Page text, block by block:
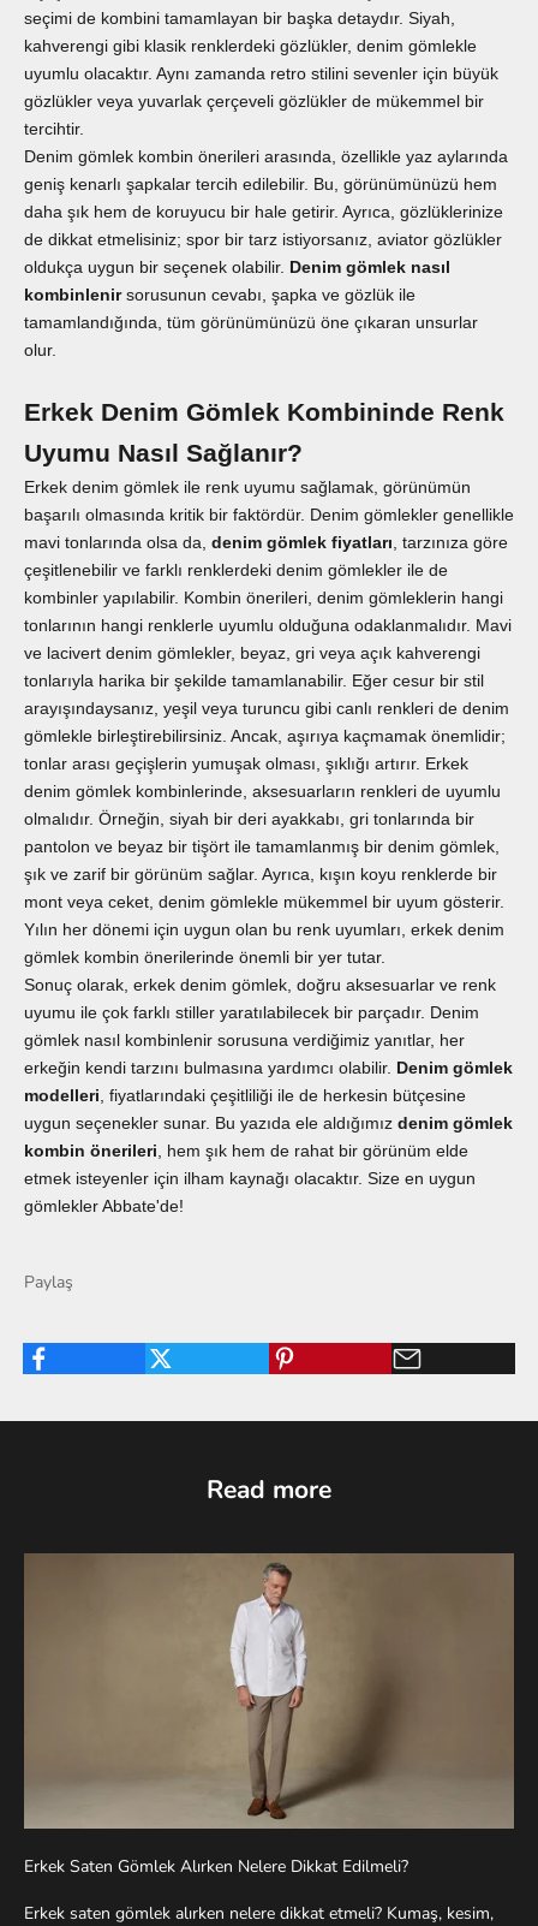
seçimi de kombini tamamlayan bir başka detaydır. Siyah,
kahverengi gibi klasik renklerdeki gözlükler, denim gömlekle
uyumlu olacaktır. Aynı zamanda retro stilini sevenler için büyük
gözlükler veya yuvarlak çerçeveli gözlükler de mükemmel bir
tercihtir.
Denim gömlek kombin önerileri arasında, özellikle yaz aylarında
geniş kenarlı şapkalar tercih edilebilir. Bu, görünümünüzü hem
daha şık hem de koruyucu bir hale getirir. Ayrıca, gözlüklerinize
de dikkat etmelisiniz; spor bir tarz istiyorsanız, aviator gözlükler
oldukça uygun bir seçenek olabilir. Denim gömlek nasıl
kombinlenirsorusunun cevabı, şapka ve gözlük ile
tamamlandığında, tüm görünümünüzü öne çıkaran unsurlar
olur.
Erkek Denim Gömlek Kombininde Renk
Uyumu Nasıl Sağlanır?
Erkek denim gömlek ile renk uyumu sağlamak, görünümün
başarılı olmasında kritik bir faktördür. Denim gömlekler genellikle
mavi tonlarında olsa da, denim gömlek fiyatları , tarzınıza göre
çeşitlenebilir ve farklı renklerdeki denim gömlekler ile de
kombinler yapılabilir. Kombin önerileri, denim gömleklerin hangi
tonlarının hangi renklerle uyumlu olduğuna odaklanmalıdır. Mavi
ve lacivert denim gömlekler, beyaz, gri veya açık kahverengi
tonlarıyla harika bir şekilde tamamlanabilir. Eğer cesur bir stil
arayışındaysanız, yeşil veya turuncu gibi canlı renkleri de denim
gömlekle birleştirebilirsiniz. Ancak, aşırıya kaçmamak önemlidir;
tonlar arası geçişlerin yumuşak olması, şıklığı artırır. Erkek
denim gömlek kombinlerinde, aksesuarların renkleri de uyumlu
olmalıdır. Örneğin, siyah bir deri ayakkabı, gri tonlarında bir
pantolon ve beyaz bir tişört ile tamamlanmış bir denim gömlek,
şık ve zarif bir görünüm sağlar. Ayrıca, kışın koyu renklerde bir
mont veya ceket, denim gömlekle mükemmel bir uyum gösterir.
Yılın her dönemi için uygun olan bu renk uyumları, erkek denim
gömlek kombin önerilerinde önemli bir yer tutar.
Sonuç olarak, erkek denim gömlek, doğru aksesuarlar ve renk
uyumu ile çok farklı stiller yaratılabilecek bir parçadır. Denim
gömlek nasıl kombinlenir sorusuna verdiğimiz yanıtlar, her
erkeğin kendi tarzını bulmasına yardımcı olabilir. Denim gömlek
modelleri , fiyatlarındaki çeşitliliği ile de herkesin bütçesine
uygun seçenekler sunar. Bu yazıda ele aldığımız denim gömlek
kombin önerileri , hem şık hem de rahat bir görünüm elde
etmek isteyenler için ilham kaynağı olacaktır. Size en uygun
gömleklerAbbate'de!
Paylaş
Read more
Erkek Saten Gömlek Alırken Nelere Dikkat Edilmeli?
Erkek saten gömlek alırken nelere dikkat etmeli? Kumaş, kesim,